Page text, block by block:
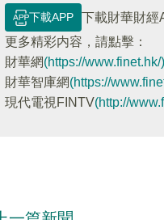
下載APP
下載財華財經
更多精彩内容，請點擊：
財華網(https://www.finet.hk/)
財華智庫網(https://
現代電視FINTV(http://